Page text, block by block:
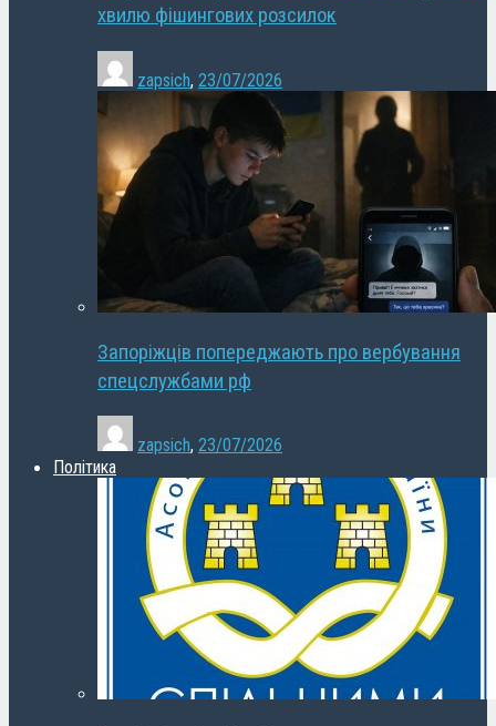
хвилю фішингових розсилок
zapsich, 23/07/2026
Запоріжців попереджають про вербування
спецслужбами рф
zapsich, 23/07/2026
Політика